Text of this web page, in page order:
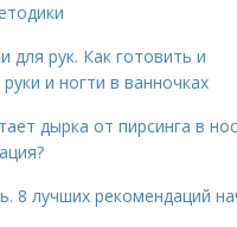
для рук. Как готовить и
и ногти в ванночках
дырка от пирсинга в
8 лучших рекомендаций